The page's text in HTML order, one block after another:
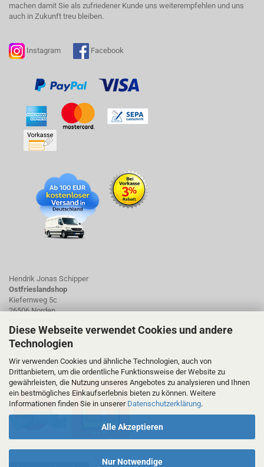
Diese Webseite verwendet Cookies und andere
Technologien
Wir verwenden Cookies und ähnliche Technologien, auch von
Drittanbietern, um die ordentliche Funktionsweise der Website zu
gewährleisten, die Nutzung unseres Angebotes zu analysieren und Ihnen
ein bestmögliches Einkaufserlebnis bieten zu können. Weitere
Informationen finden Sie in unserer Datenschutzerklärung.
Alle Akzeptieren
Nur Notwendige
machen damit Sie als zufriedener Kunde uns weiterempfehlen und uns
auch in Zukunft treu bleiben.
Instagram Facebook
Hendrik Jonas Schipper
Ostfrieslandshop
Kiefernweg 5c
26506 Norden
Tel.: 01723423661
ostfrieslandshop@ostfrieslandshop.de